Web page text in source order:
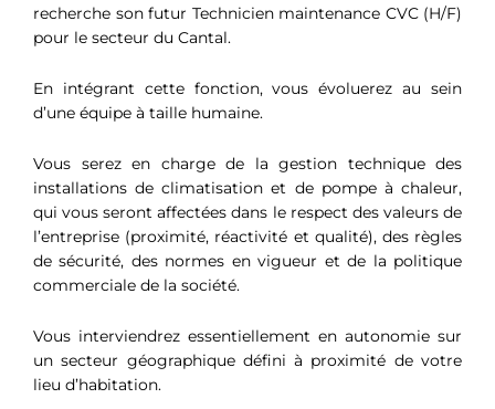
recherche son futur Technicien maintenance CVC (H/F)
pour le secteur du Cantal.
En intégrant cette fonction, vous évoluerez au sein
d’une équipe à taille humaine.
Vous serez en charge de la gestion technique des
installations de climatisation et de pompe à chaleur,
qui vous seront affectées dans le respect des valeurs de
l’entreprise (proximité, réactivité et qualité), des règles
de sécurité, des normes en vigueur et de la politique
commerciale de la société.
Vous interviendrez essentiellement en autonomie sur
un secteur géographique défini à proximité de votre
lieu d’habitation.